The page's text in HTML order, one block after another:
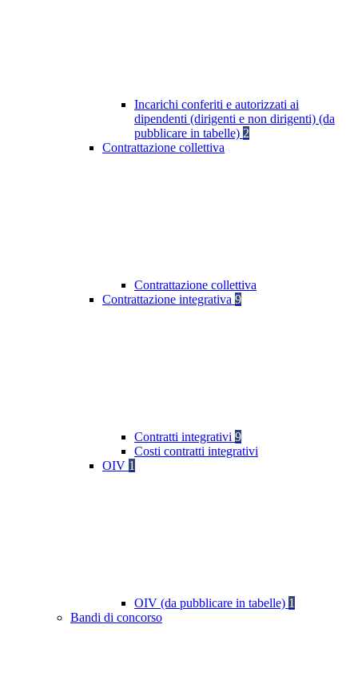
Incarichi conferiti e autorizzati ai
dipendenti (dirigenti e non dirigenti) (da
pubblicare in tabelle) 2
Contrattazione collettiva
Contrattazione collettiva
Contrattazione integrativa 9
Contratti integrativi 9
Costi contratti integrativi
OIV 1
OIV (da pubblicare in tabelle) 1
Bandi di concorso